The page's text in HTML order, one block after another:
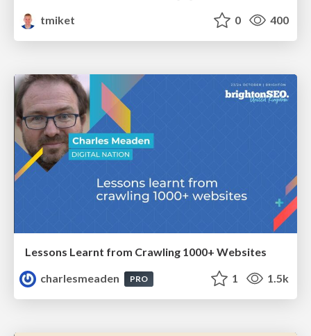
tmiket
0 400
Lessons Learnt from Crawling 1000+ Websites
charlesmeaden
PRO 1 1.5k